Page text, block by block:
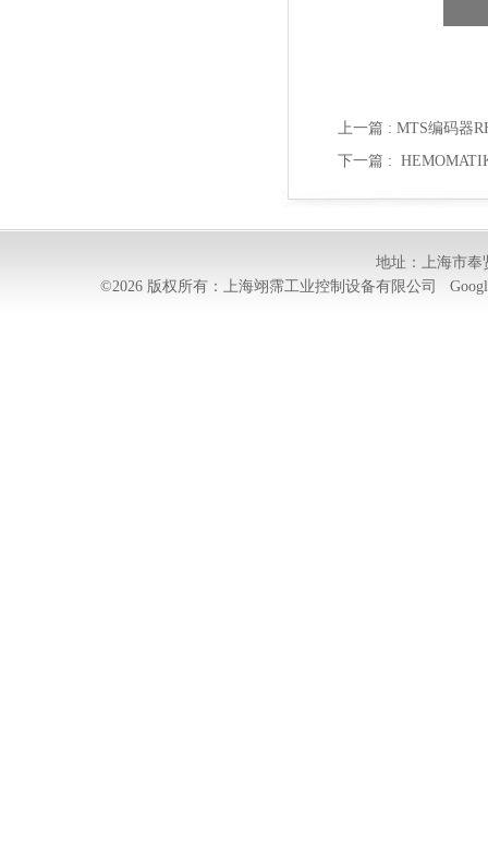
上一篇 : MTS编码器
下一篇 :
地址：上海市奉
©2026 版权所有：上海翊霈工业控制设备有限公司